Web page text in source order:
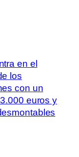
en el
los
con un
euros y